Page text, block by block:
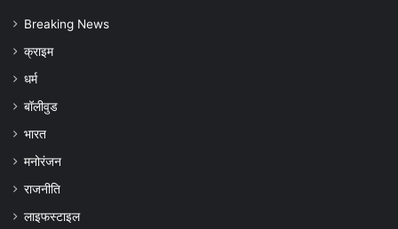
Breaking News
क्राइम
धर्म
बॉलीवुड
भारत
मनोरंजन
राजनीति
लाइफस्टाइल